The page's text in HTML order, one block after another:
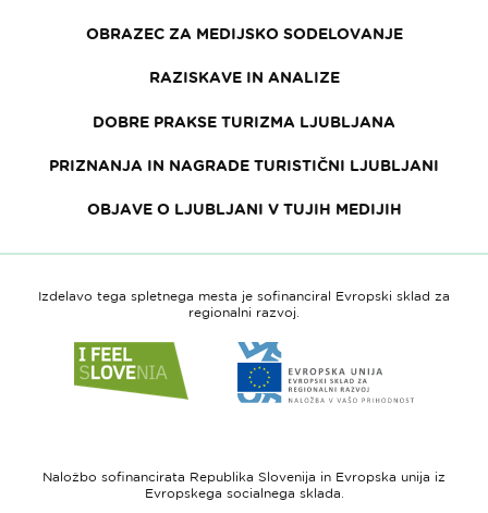
OBRAZEC ZA MEDIJSKO SODELOVANJE
RAZISKAVE IN ANALIZE
DOBRE PRAKSE TURIZMA LJUBLJANA
PRIZNANJA IN NAGRADE TURISTIČNI LJUBLJANI
OBJAVE O LJUBLJANI V TUJIH MEDIJIH
Izdelavo tega spletnega mesta je sofinanciral Evropski sklad za
regionalni razvoj.
do
spletne
Slovenia
do
spletne
-
Naložbo sofinancirata Republika Slovenija in Evropska unija iz
Evropskega socialnega sklada.